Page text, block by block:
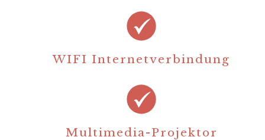
WIFI Internetverbindung
Multimedia-Projektor